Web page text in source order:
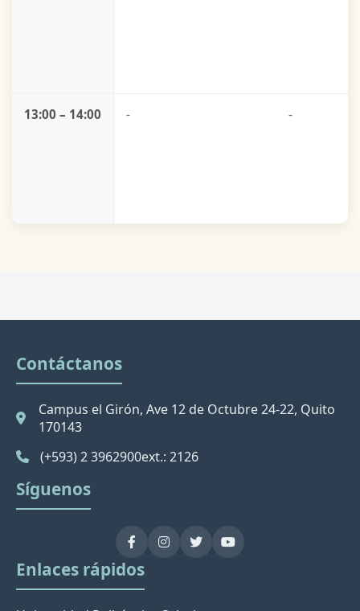
13:00 – 14:00 - -
Contáctanos
Campus el Girón, Ave 12 de Octubre 24-22, Quito
170143
(+593) 2 3962900ext.: 2126
Síguenos
Enlaces rápidos